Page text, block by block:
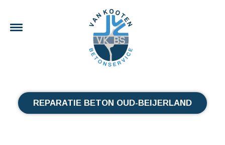
REPARATIE BETON OUD-BEIJERLAND